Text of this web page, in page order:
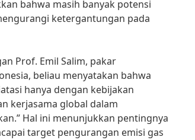
bahwa masih banyak potensi
ketergantungan pada
Prof. Emil Salim, pakar
beliau menyatakan bahwa
hanya dengan kebijakan
kerjasama global dalam
Hal ini menunjukkan pentingnya
target pengurangan emisi gas